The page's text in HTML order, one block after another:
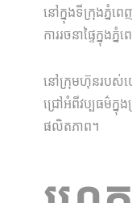
នៅក្នុងទីក្រុងភ្នំព
ការរចនាផ្ទៃក្នុងភ្នំ
នៅក្រុមហ៊ុនរបស់យ
ជ្រៅ​អំពី​វប្បធម៌​ក្នុ
ផលិតភាព។